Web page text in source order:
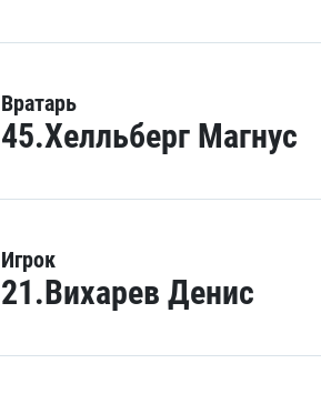
Вратарь
45.Хелльберг Магнус
Игрок
21.Вихарев Денис